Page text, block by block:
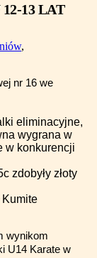
13 LAT
,
nr 16 we
eliminacyjne,
wygrana w
w konkurencji
zdobyły złoty
Kumite
wynikom
U14 Karate w